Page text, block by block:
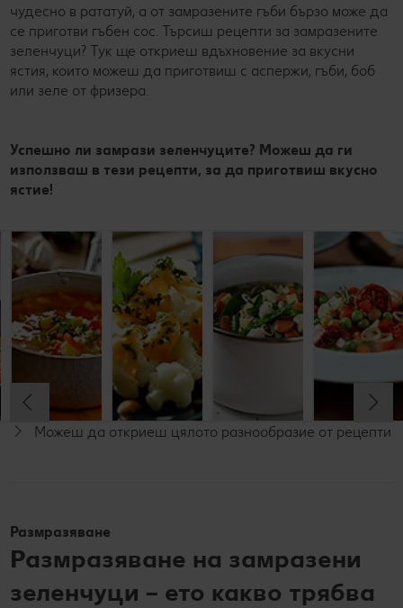
чудесно в рататуй, а от замразените гъби бързо може да
се приготви гъбен сос. Търсиш рецепти за замразените
зеленчуци? Тук ще откриеш вдъхновение за вкусни
ястия, които можеш да приготвиш с аспержи, гъби, боб
или зеле от фризера.
Успешно ли замрази зеленчуците? Можеш да ги
използваш в тези рецепти, за да приготвиш вкусно
ястие!
Постна
яхния от
елда
До 60 минути
Напреднали
Бърза
зеленчукова
супа
До 15 минути
Начинаещи
тахан
До 60 минути
За
Пъстра
зеленчукова
яхния
До 60 минути
Начинаещи
Можеш да откриеш цялото разнообразие от рецепти
Размразяване
Размразяване на замразени
зеленчуци – ето какво трябва